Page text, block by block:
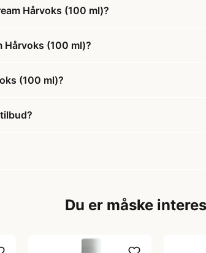
Hårvoks (100 ml)?
Hårvoks (100 ml)?
(100 ml)?
Du er måske